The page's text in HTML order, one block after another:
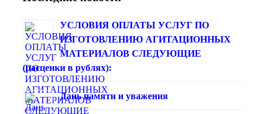
УСЛОВИЯ ОПЛАТЫ УСЛУГ ПО
ИЗГОТОВЛЕНИЮ АГИТАЦИОННЫХ
МАТЕРИАЛОВ СЛЕДУЮЩИЕ
(расценки в рублях):
Дань памяти и уважения